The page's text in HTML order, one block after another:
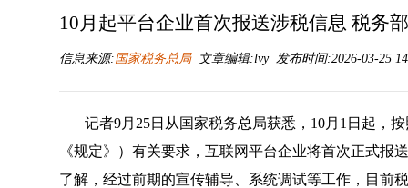
10月起平台企业首次报送涉税信息 税务
信息来源:国家税务总局文章编辑:lvy 发布时间:2026-03-25
记者9月25日从国家税务总局获悉，10月1日起，
《规定》）有关要求，互联网平台企业将首次正式
了解，经过前期的宣传辅导、系统调试等工作，目前